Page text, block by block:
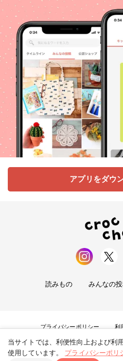
アプリをダウ
読みもの みんなの
プライバシーポリシー 利
お問い合わ
当サイトでは、利便性向上および利
使用しています。
プライバシーポリ